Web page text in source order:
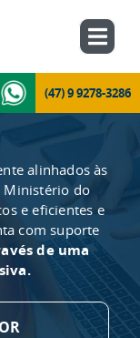
(47) 9 9278-3286
alinhados às
Ministério do
e eficientes e
com suporte
de uma